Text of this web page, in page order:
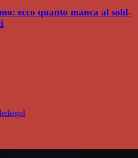
ecco quanto manca al sold-